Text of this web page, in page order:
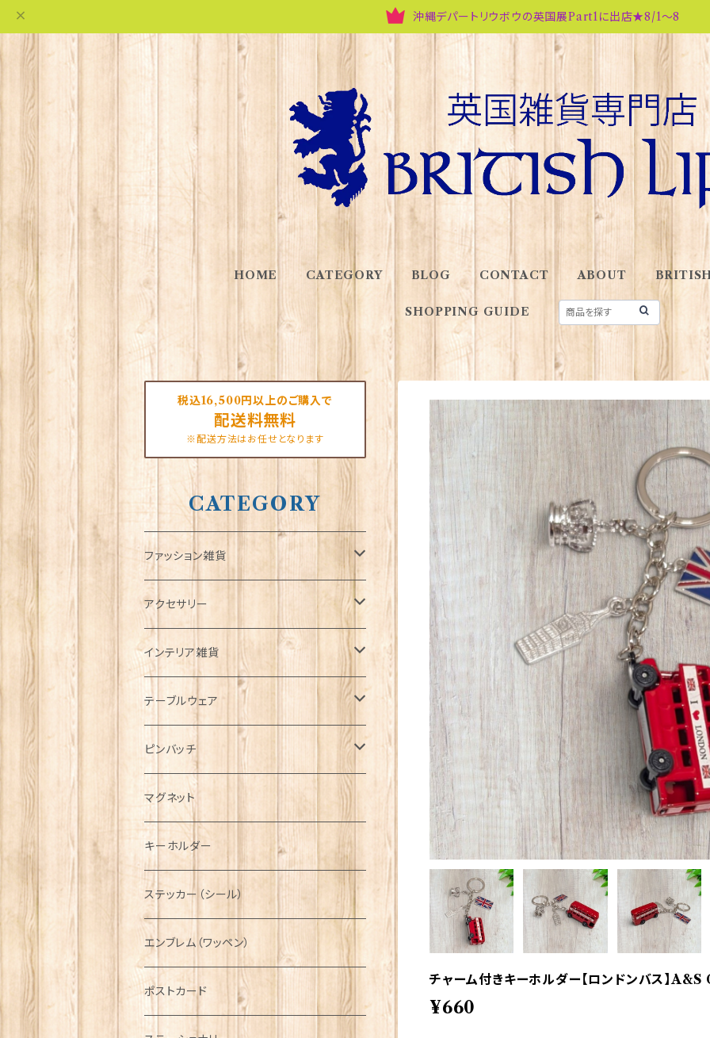
沖縄デパートリウボウの英国展Part1に出店★8/1～8
HOME CATEGORY BLOG CONTACT ABOUT
SHOPPING GUIDE
チャーム付きキーホルダー【ロンドンバス】
¥660
税込16,500円以上のご購入で
配送料無料
※配送方法はお任せとなります
CATEGORY
ファッション雑貨
タータンネクタイ
帽子
キャップ
ハンチング帽
キャスケット
ディアストーカー
ニット帽
Tシャツ
マフラー
タータン【Bronte by Moon】
タータン【Glencroft】
ボタンラップマフラー【Aran Traditions】
サッシュ
スカーフ
ファッションマスク
アクセサリー
ORTAK
ブローチ
ペンダント
チャーム
その他のアクセサリー
インテリア雑貨
インテリア置物
ラブスプーン
ラブスプーン【SION LLEWELLYN】
ラブスプーン【PAUL CURTIS】
ファブリック
テーブルウェア
ティータオル
ペーパーナプキン
ティーコジー
その他テーブルウェア
ピンバッチ
ジェネラルデザイン
乗り物
動物＆植物
国旗＆紋章
音楽＆楽器
ミリタリー
NAVY
AIRFORCE
ARMY
ピューター
マグネット
キーホルダー
ステッカー（シール）
エンブレム（ワッペン）
ポストカード